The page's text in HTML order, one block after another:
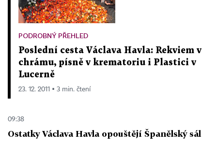
PODROBNÝ PŘEHLED
Poslední cesta Václava Havla: Rekviem v
chrámu, písně v krematoriu i Plastici v
Lucerně
23. 12. 2011 ▪ 3 min. čtení
09:38
Ostatky Václava Havla opouštějí Španělský sál